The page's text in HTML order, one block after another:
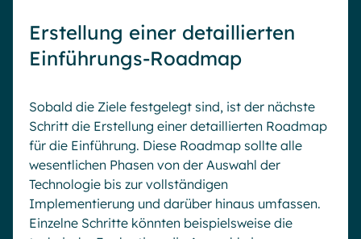
Erstellung einer detaillierten
Einführungs-Roadmap
Sobald die Ziele festgelegt sind, ist der nächste
Schritt die Erstellung einer detaillierten Roadmap
für die Einführung. Diese Roadmap sollte alle
wesentlichen Phasen von der Auswahl der
Technologie bis zur vollständigen
Implementierung und darüber hinaus umfassen.
Einzelne Schritte könnten beispielsweise die